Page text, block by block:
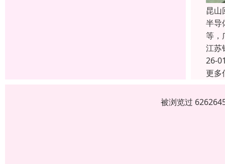
昆山
半导
等，
江苏
26-
更多
被浏览过